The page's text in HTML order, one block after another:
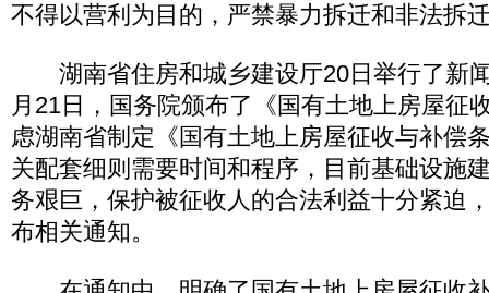
不得以营利为目的，严禁暴力拆迁和非法拆
湖南省住房和城乡建设厅20日举行了新
月21日，国务院颁布了《国有土地上房屋征
虑湖南省制定《国有土地上房屋征收与补偿
关配套细则需要时间和程序，目前基础设施
务艰巨，保护被征收人的合法利益十分紧迫
布相关通知。